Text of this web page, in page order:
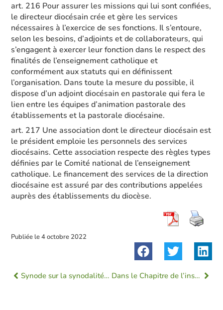
art. 216 Pour assurer les missions qui lui sont confiées,
le directeur diocésain crée et gère les services
nécessaires à l’exercice de ses fonctions. Il s’entoure,
selon les besoins, d’adjoints et de collaborateurs, qui
s’engagent à exercer leur fonction dans le respect des
finalités de l’enseignement catholique et
conformément aux statuts qui en définissent
l’organisation. Dans toute la mesure du possible, il
dispose d’un adjoint diocésain en pastorale qui fera le
lien entre les équipes d’animation pastorale des
établissements et la pastorale diocésaine.
art. 217 Une association dont le directeur diocésain est
le président emploie les personnels des services
diocésains. Cette association respecte des règles types
définies par le Comité national de l’enseignement
catholique. Le financement des services de la direction
diocésaine est assuré par des contributions appelées
auprès des établissements du diocèse.
Publiée le4 octobre 2022
Synode sur la synodalité : témoignage d’une équipe du diocèse Dans le Chapitre de l’insigne Cathédrale Notre-Dame de Chartres